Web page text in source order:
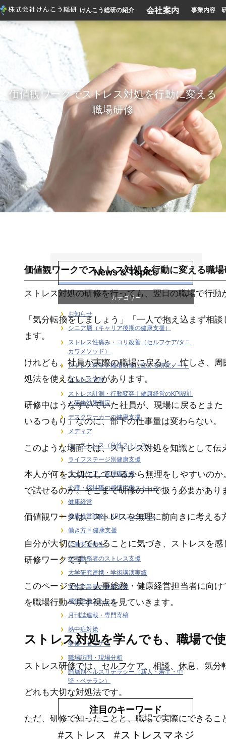
けんこう総研の紹介 会社案内 事業内容
価値観ワークでストレス対処を行動に変える
職場研修
価値観ワークでストレス対処を行動に変える職場
ストレス対処の研修を行っても、翌日の職場で行
「気分転換をしましょう」「一人で抱え込まず相
ます。
けれども、社員が実際の職場に戻ると、忙しさ、
処法を使えないことがあります。
研修中はうなずいていた社員が、現場に戻るとま
いるつもり」なのに、部下の仕事量は変わらない。
このような場面では、ストレス対処を知識として伝
本人が何を大切にしているから無理をしやすいの
で試せるのか。そこまで研修の中で扱う必要があり
価値観ワークは、ストレスを無理に前向きに考える
自分が大切にしていることに気づき、ストレスを
研修ワークです。
このページでは、人事総務・健康経営担当者に向
を職場行動へ戻す視点を見ていきます。
ストレス対処を学んでも、職場で
ストレス研修では、セルフケア、相談、休息、気
どれも大切な対処法です。
ただ、研修で知ったことと、職場で実際にできるこ
News & Topics
カテゴリー
お知らせ
シニア層（キャリア後期の健康支援）
ストレス性痛み・コリ改善（セルフケア/タニ
カワメソッド）
ストレス科学を職場研修に変える研究ノート
ストレス管理
ストレス計測・行動変容｜健康経営のKPI設計
と研修効果測定
デスクワーカーの健康支援
メディア
ユーストレス（良性ストレス）
ライフステージ別健康支援
ラインケア・管理職支援
介護・福祉職の感情労働ストレス
健康経営
健康経営戦略・KPI・エビデンス
働き方 × 健康支援
労働安全衛生
在宅勤務者のストレス支援
大学研究連携・学術講演実績
女性従業員の健康支援
感情労働ストレス
月刊誌連載・専門寄稿
熱中症対策
研修・セミナー
職場訪問・現場分析
階層別ヘルスリテラシー（新人・若手・中
堅・ベテラン）
注目のキーワード
#ストレス
#ストレスマネジ